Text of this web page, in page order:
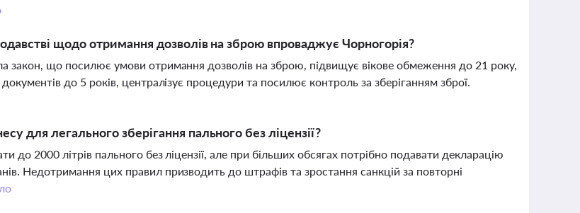
щодо отримання дозволів на зброю впроваджує Чорногорія?
закон, що посилює умови отримання дозволів на зброю, підвищує вікове обмеження до 21 року,
документів до 5 років, централізує процедури та посилює контроль за зберіганням зброї.
для легального зберігання пального без ліцензії?
до 2000 літрів пального без ліцензії, але при більших обсягах потрібно подавати декларацію
Недотримання цих правил призводить до штрафів та зростання санкцій за повторні